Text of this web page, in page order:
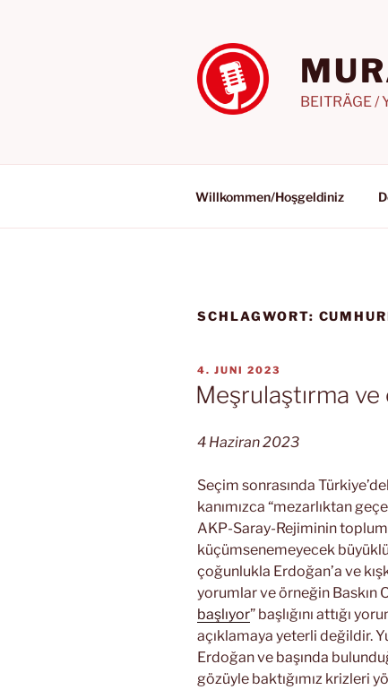
BEITRÄGE /
Willkommen/Hoşgeldiniz
SCHLAGWORT:
VERÖFFENTLICHT
AM
4. JUNI 2023
Meşrulaştırma
4 Haziran 2023
Seçim sonrasında
kanımızca “mezarlıktan
AKP-Saray-Rejiminin
küçümsenemeyecek
çoğunlukla Erdoğan’a ve
yorumlar ve örneğin Baskın
başlıyor” başlığını attığı
açıklamaya yeterli değildir.
Erdoğan ve başında
gözüyle baktığımız krizleri